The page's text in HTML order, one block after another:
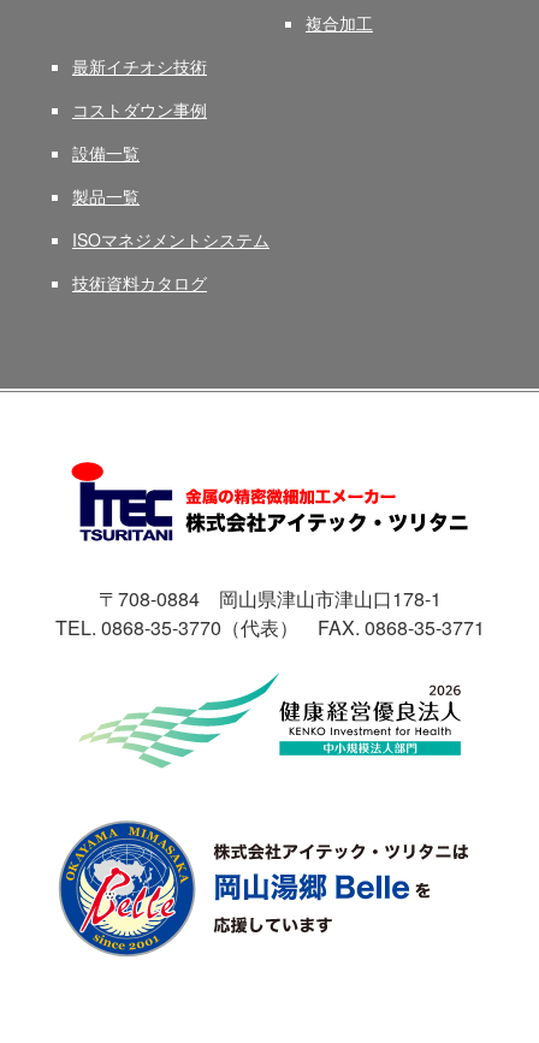
複合加工
最新イチオシ技術
コストダウン事例
設備一覧
製品一覧
ISOマネジメントシステム
技術資料カタログ
〒708-0884 岡山県津山市津山口178-1
TEL. 0868-35-3770（代表） FAX. 0868-35-3771